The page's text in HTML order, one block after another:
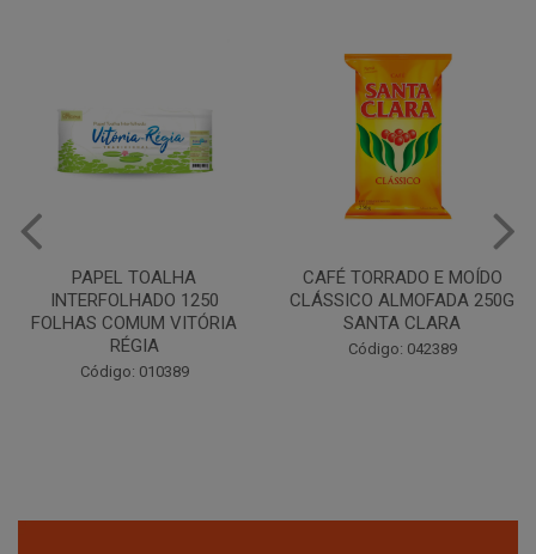
PAPEL TOALHA
INTERFOLHADO 1250
FOLHAS COMUM VITÓRIA
RÉGIA
Código: 010389
CAFÉ TORRADO E MOÍDO
CLÁSSICO ALMOFADA 250G
SANTA CLARA
Código: 042389